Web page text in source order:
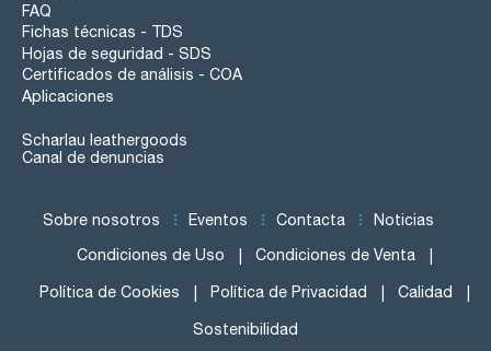
FAQ
Fichas técnicas - TDS
Hojas de seguridad - SDS
Certificados de análisis - COA
Aplicaciones
Scharlau leathergoods
Canal de denuncias
Sobre nosotros Eventos Contacta Noticias
Condiciones de Uso Condiciones de Venta
Política de Cookies Política de Privacidad Calidad
Sostenibilidad